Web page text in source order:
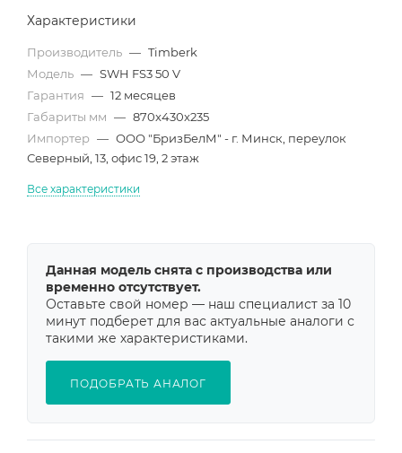
Характеристики
Производитель — Timberk
Модель — SWH FS3 50 V
Гарантия — 12 месяцев
Габариты мм — 870x430x235
Импортер — ООО "БризБелМ" - г. Минск, переулок
Северный, 13, офис 19, 2 этаж
Все характеристики
Данная модель снята с производства или
временно отсутствует.
Оставьте свой номер — наш специалист за 10
минут подберет для вас актуальные аналоги с
такими же характеристиками.
ПОДОБРАТЬ АНАЛОГ